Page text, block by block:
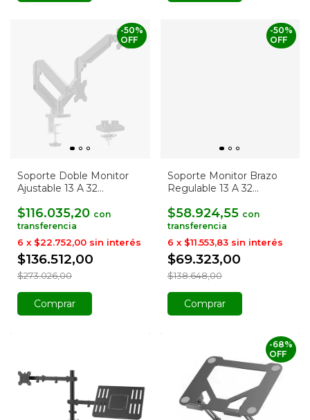
Soporte Doble Monitor
Ajustable 13 A 32
$116.035,20 con
$136.512,00
-50%
OFF
$273.026,00
6 x $22.752,00 sin interés
Comprar
Soporte Monitor Brazo
Regulable 13 A 32
$58.924,55 con
$69.323,00
-50%
OFF
$138.648,00
6 x $11.553,83 sin interés
Comprar
-68%
OFF